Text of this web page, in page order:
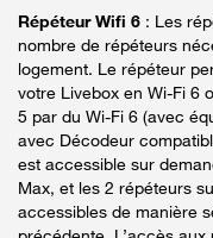
Répéteur Wifi 6 : Les
nombre de répéteurs
logement. Le répéteur
votre Livebox en Wi-Fi 6
5 par du Wi-Fi 6 (avec
avec Décodeur
est accessible sur
Max, et les 2 répéteurs
accessibles de manière